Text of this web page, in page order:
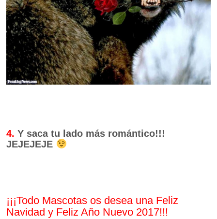
4. Y saca tu lado más romántico!!!
JEJEJEJE
¡¡¡Todo Mascotas os desea una Feliz
Navidad y Feliz Año Nuevo 2017!!!